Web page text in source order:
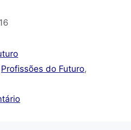
Profissões do Futuro,